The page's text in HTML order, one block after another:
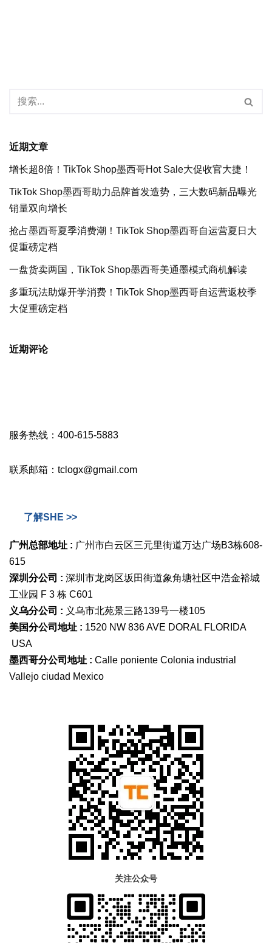
近期文章
增长超8倍！TikTok Shop墨西哥Hot Sale大促收官大捷！
TikTok Shop墨西哥助力品牌首发造势，三大数码新品曝光
销量双向增长
抢占墨西哥夏季消费潮！TikTok Shop墨西哥自运营夏日大
促重磅定档
一盘货卖两国，TikTok Shop墨西哥美通墨模式商机解读
多重玩法助爆开学消费！TikTok Shop墨西哥自运营返校季
大促重磅定档
近期评论
服务热线：400-615-5883
联系邮箱：tclogx@gmail.com
了解SHE >>
广州总部地址 : 广州市白云区三元里街道万达广场B3栋608-
615
深圳分公司 : 深圳市龙岗区坂田街道象角塘社区中浩金裕城
工业园 F 3 栋 C601
义乌分公司 : 义乌市北苑景三路139号一楼105
美国分公司地址 : 1520 NW 836 AVE DORAL FLORIDA
USA
墨西哥分公司地址 : Calle poniente Colonia industrial
Vallejo ciudad Mexico
关注公众号